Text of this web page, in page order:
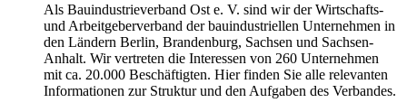
Als Bauindustrieverband Ost e. V. sind wir der Wirtschafts-
und Arbeitgeberverband der bauindustriellen Unternehmen in
den Ländern Berlin, Brandenburg, Sachsen und Sachsen-
Anhalt. Wir vertreten die Interessen von 260 Unternehmen
mit ca. 20.000 Beschäftigten. Hier finden Sie alle relevanten
Informationen zur Struktur und den Aufgaben des Verbandes.